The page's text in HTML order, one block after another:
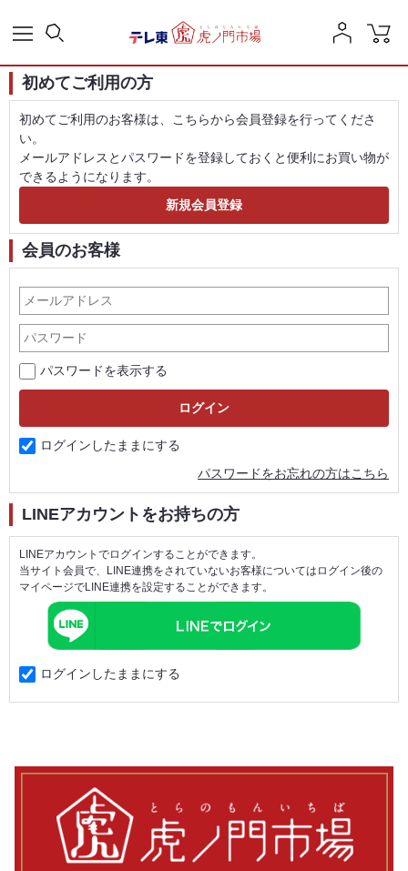
初めてご利用の方
初めてご利用のお客様は、こちらから会員登録を行ってくださ
い。
メールアドレスとパスワードを登録しておくと便利にお買い物が
できるようになります。
会員のお客様
パスワードを表示する
ログインしたままにする
パスワードをお忘れの方はこちら
LINEアカウントをお持ちの方
LINEアカウントでログインすることができます。
当サイト会員で、LINE連携をされていないお客様についてはログイン後の
マイページでLINE連携を設定することができます。
ログインしたままにする